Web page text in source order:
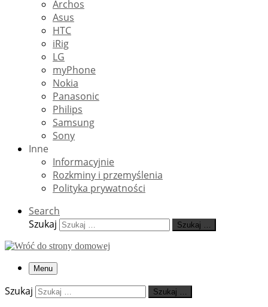
Archos
Asus
HTC
iRig
LG
myPhone
Nokia
Panasonic
Philips
Samsung
Sony
Inne
Informacyjnie
Rozkminy i przemyślenia
Polityka prywatności
Search
Szukaj
Szukaj …
Menu
Szukaj Szukaj …